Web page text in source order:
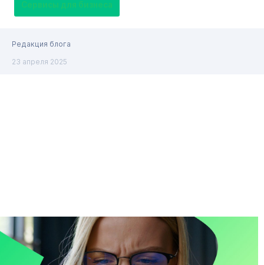
Сервисы для бизнеса
Редакция блога
23 апреля 2025